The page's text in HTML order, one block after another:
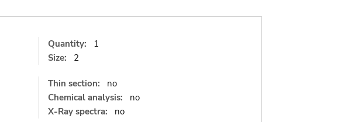
Quantity:
1
Size:
2
Thin section:
no
Chemical analysis:
no
X-Ray spectra:
no